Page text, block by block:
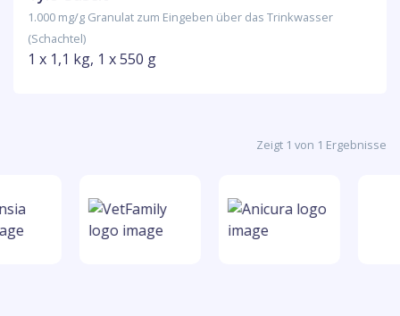
1.000 mg/g Granulat zum Eingeben über das Trinkwasser
(Schachtel)
1 x 1,1 kg, 1 x 550 g
Zeigt 1 von 1 Ergebnisse